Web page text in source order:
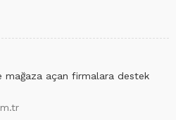
mağaza açan firmalara destek